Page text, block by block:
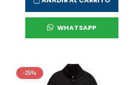
WHATSAPP
-25%